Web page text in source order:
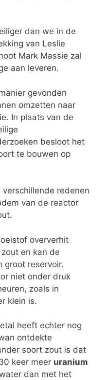
dan we in de
van Leslie
Mark Massie zal
aan leveren.
gevonden
omzetten naar
In plaats van de
besloot het
te bouwen op
redenen
van de reactor
oververhit
en kan de
groot reservoir.
niet onder druk
zoals in
klein is.
heeft echter nog
ontdekte
soort zout is dat
keer meer uranium
dan met het